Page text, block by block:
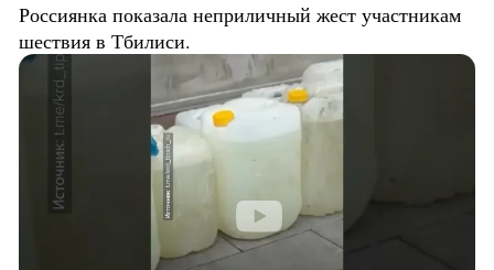
Россиянка показала неприличный жест участникам
шествия в Тбилиси.